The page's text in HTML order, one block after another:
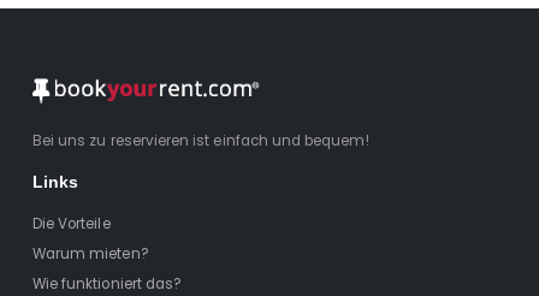
Bei uns zu reservieren ist einfach und bequem!
Links
Die Vorteile
Warum mieten?
Wie funktioniert das?